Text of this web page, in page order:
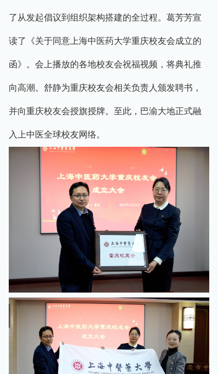
了从发起倡议到组织架构搭建的全过程。葛芳芳宣
读了《关于同意上海中医药大学重庆校友会成立的
函》。会上播放的各地校友会祝福视频，将典礼推
向高潮。舒静为重庆校友会相关负责人颁发聘书，
并向重庆校友会授旗授牌。至此，巴渝大地正式融
入上中医全球校友网络。